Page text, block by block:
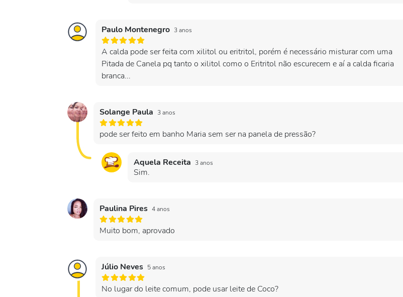
Paulo Montenegro 3 anos
A calda pode ser feita com xilitol ou eritritol, porém é necessário misturar com uma
Pitada de Canela pq tanto o xilitol como o Eritritol não escurecem e aí a calda ficaria
branca...
Solange Paula 3 anos
pode ser feito em banho Maria sem ser na panela de pressão?
Aquela Receita 3 anos
Sim.
Paulina Pires 4 anos
Muito bom, aprovado
Júlio Neves 5 anos
No lugar do leite comum, pode usar leite de Coco?